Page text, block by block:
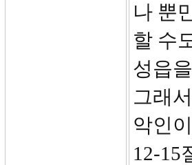
나 뿐
할 수
성읍
그래
악인
12-15